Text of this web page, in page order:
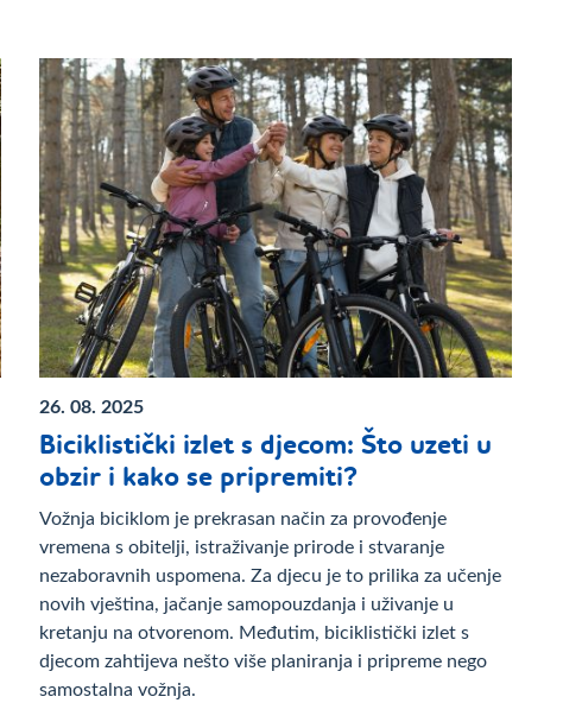
26. 08. 2025
Biciklistički izlet s djecom: Što uzeti u
obzir i kako se pripremiti?
Vožnja biciklom je prekrasan način za provođenje
vremena s obitelji, istraživanje prirode i stvaranje
nezaboravnih uspomena. Za djecu je to prilika za učenje
novih vještina, jačanje samopouzdanja i uživanje u
kretanju na otvorenom. Međutim, biciklistički izlet s
djecom zahtijeva nešto više planiranja i pripreme nego
samostalna vožnja.